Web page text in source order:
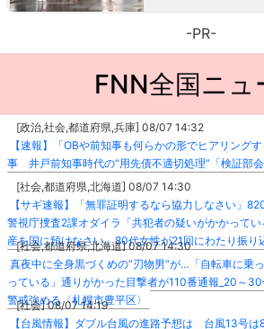
-PR-
FNN全国ニュ
[政治,社会,都道府県,兵庫] 08/07 14:32
【速報】「OBや前知事も何らかの形でヒアリング
事 井戸前知事時代の“用先債不適切処理”「検証部
[社会,都道府県,北海道] 08/07 14:30
【サギ速報】「無罪証明するなら協力しなさい」
警視庁捜査2課オダイラ「共犯者の疑いがかかって
産を国に預けなさい」80代女性が21回にわたり振り
[社会,都道府県,北海道] 08/07 14:30
真夜中に全身黒づくめの”刃物男”が…「自転車に乗
っている」通りがかった目撃者が110番通報_20～
警戒強める〈札幌市豊平区〉
[社会] 08/07 14:19
【台風情報】ダブル台風の進路予想は 台風13号は